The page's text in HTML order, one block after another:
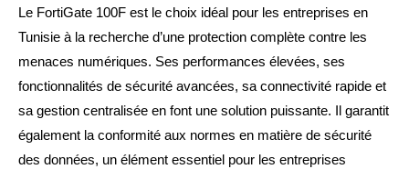
Le FortiGate 100F est le choix idéal pour les entreprises en
Tunisie à la recherche d’une protection complète contre les
menaces numériques. Ses performances élevées, ses
fonctionnalités de sécurité avancées, sa connectivité rapide et
sa gestion centralisée en font une solution puissante. Il garantit
également la conformité aux normes en matière de sécurité
des données, un élément essentiel pour les entreprises